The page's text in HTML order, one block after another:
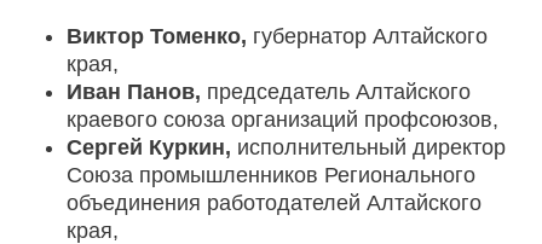
Виктор Томенко, губернатор Алтайского
края,
Иван Панов, председатель Алтайского
краевого союза организаций профсоюзов,
Сергей Куркин, исполнительный директор
Союза промышленников Регионального
объединения работодателей Алтайского
края,